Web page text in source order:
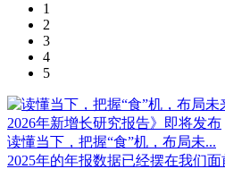
1
2
3
4
5
读懂当下，把握“食”机，布局未...
2025年的年报数据已经摆在我们